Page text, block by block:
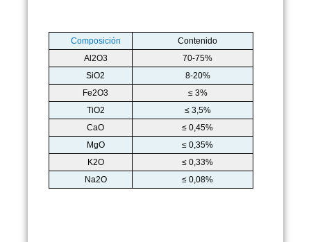
Composición
Contenido
Al2O3
70-75%
SiO2
8-20%
Fe2O3
≤ 3%
TiO2
≤ 3,5%
CaO
≤ 0,45%
MgO
≤ 0,35%
K2O
≤ 0,33%
Na2O
≤ 0,08%